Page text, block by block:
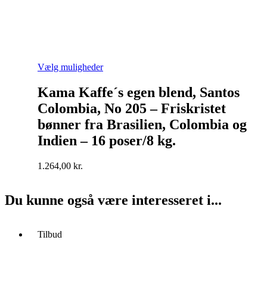
Vælg mulighederDette
har
flere
varianter.
Mulighederne
kan
vælges
Kama Kaffe´s egen blend, Santos
Colombia, No 205 – Friskristet
bønner fra Brasilien, Colombia og
Indien – 16 poser/8 kg.
1.264,00 kr.
Du kunne også være interesseret i...
Tilbud